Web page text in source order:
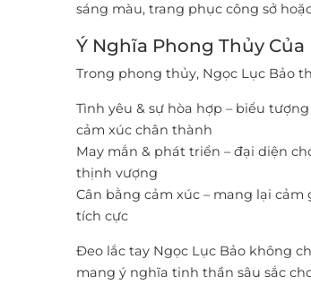
sáng màu, trang phục công sở
Ý Nghĩa Phong Thủy Của
Trong phong thủy, Ngọc Lục Bảo
Tình yêu & sự hòa hợp – biểu
cảm xúc chân thành
May mắn & phát triển – đại diện
thịnh vượng
Cân bằng cảm xúc – mang lại cảm
tích cực
Đeo lắc tay Ngọc Lục Bảo không
mang ý nghĩa tinh thần sâu sắc